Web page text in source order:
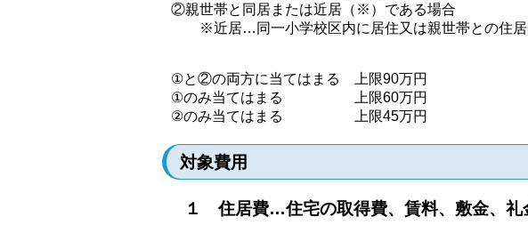
②親世帯と同居または近居（※）である場合
※近居…同一小学校区内に居住又は親世帯との住居
①と②の両方に当てはまる 上限90万円
①のみ当てはまる 上限60万円
②のみ当てはまる 上限45万円
対象費用
１ 住居費…住宅の取得費、賃料、敷金、礼